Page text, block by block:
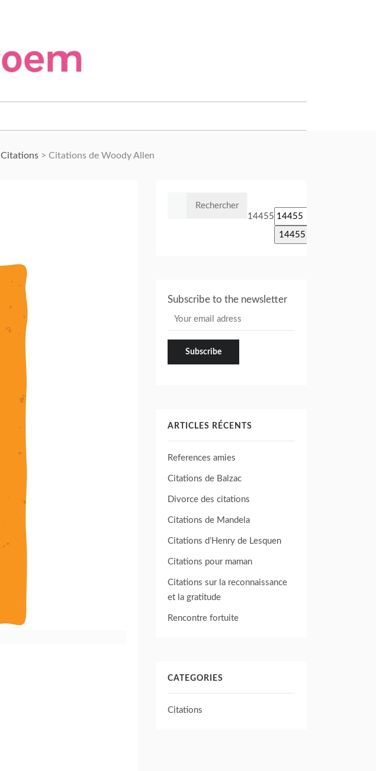
Citations > Citations de Woody Allen
14455
Subscribe to the newsletter
ARTICLES RÉCENTS
References amies
Citations de Balzac
Divorce des citations
Citations de Mandela
Citations d’Henry de Lesquen
Citations pour maman
Citations sur la reconnaissance
et la gratitude
Rencontre fortuite
CATEGORIES
Citations